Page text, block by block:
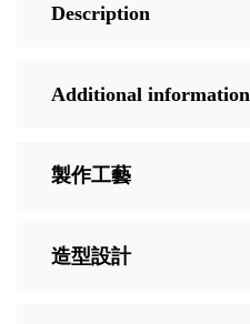
Description
Additional information
製作工藝
造型設計